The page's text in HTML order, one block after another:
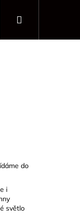
Nákupní
do
i
světlo